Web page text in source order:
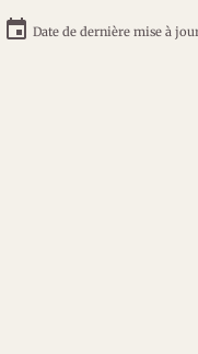
Date de dernière mise à